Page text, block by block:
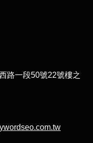
路一段50號22號樓之